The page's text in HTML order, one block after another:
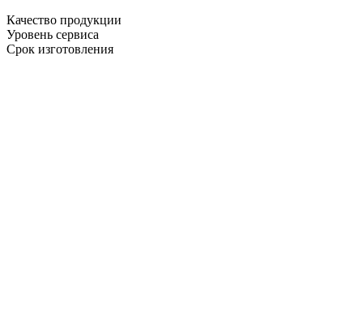
Качество продукции
Уровень сервиса
Срок изготовления